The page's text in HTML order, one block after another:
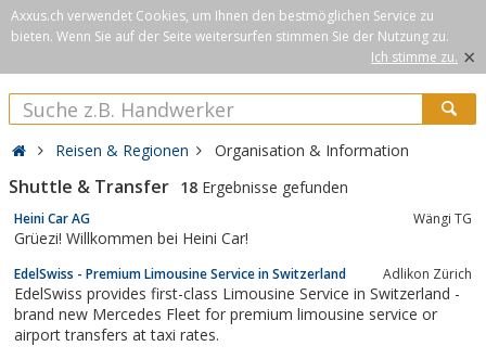
Axxus.ch verwendet Cookies, um Ihnen den bestmöglichen Service zu
bieten. Wenn Sie auf der Seite weitersurfen stimmen Sie der Nutzung zu.
Ich stimme zu. ×
Reisen & Regionen Organisation & Information
Shuttle & Transfer 18 Ergebnisse gefunden
Heini Car AG Wängi TG
Grüezi! Willkommen bei Heini Car!
EdelSwiss - Premium Limousine Service in Switzerland Adlikon Zürich
EdelSwiss provides first-class Limousine Service in Switzerland -
brand new Mercedes Fleet for premium limousine service or
airport transfers at taxi rates.